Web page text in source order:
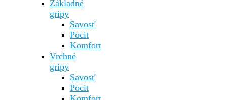
Základné
gripy
Savosť
Pocit
Komfort
Vrchné
gripy
Savosť
Pocit